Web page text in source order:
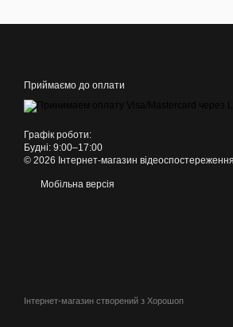
Приймаємо до оплати
Графік роботи:
Будні: 9:00–17:00
© 2026 Інтернет-магазин відеоспостереження
Мобільна версія
Інтернет-магазин створений з Хорошоп